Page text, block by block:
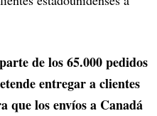
de los 65.000 pedidos
entregar a clientes
que los envíos a Canadá